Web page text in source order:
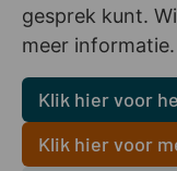
gesprek kunt.
meer informatie.
Klik hier voor
Klik hier voor